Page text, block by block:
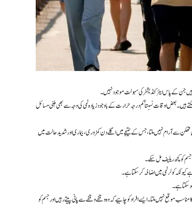
جن کے پاس ایئر کنڈیشنر کی سہولت موجود نہیں۔
ہیں۔ بعض اوقات نسبتاً کم درجہ حرارت کے باوجود زیادہ نمی کی وجہ سے بھی طبی مسائل
سے آرام نہیں ملتا، جس کے نتیجے میں اگلے دن کمزوری، بیماری اور شدید حالت میں
جسم کو کچھ ریلیف مل سکے۔
کیونکہ کولر نمی میں اضافہ کر سکتا ہے۔
سکتا ہے۔
موقع نہیں ملتا۔ ایسے افراد کو چاہیے کہ وہ وقفے وقفے سے پانی پیتے رہیں اور جسم کو